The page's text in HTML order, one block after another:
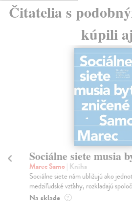
Čitatelia s
kúpili
Sociálne siete musia
Marec Samo| Kniha
Sociálne siete nám ubližujú ako
medziľudské vzťahy, rozkladajú
Na sklade ?